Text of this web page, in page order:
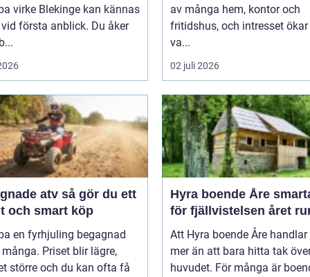
virke Blekinge kan kännas
första anblick. Du åker
av många hem, kontor och
fritidshus, och intresset
va...
02 juli 2026
atv så gör du ett
och smart köp
en fyrhjuling begagnad
Priset blir lägre,
större och du kan ofta få
Hyra boende Åre smarta val
för fjällvistelsen året
Att Hyra boende Åre
mer än att bara hitta tak
huvudet. För många är